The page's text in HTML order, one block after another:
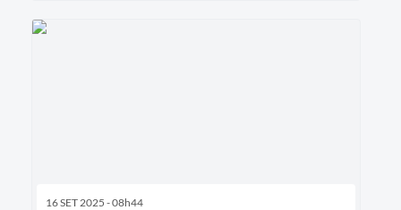
16 SET 2025 - 08h44